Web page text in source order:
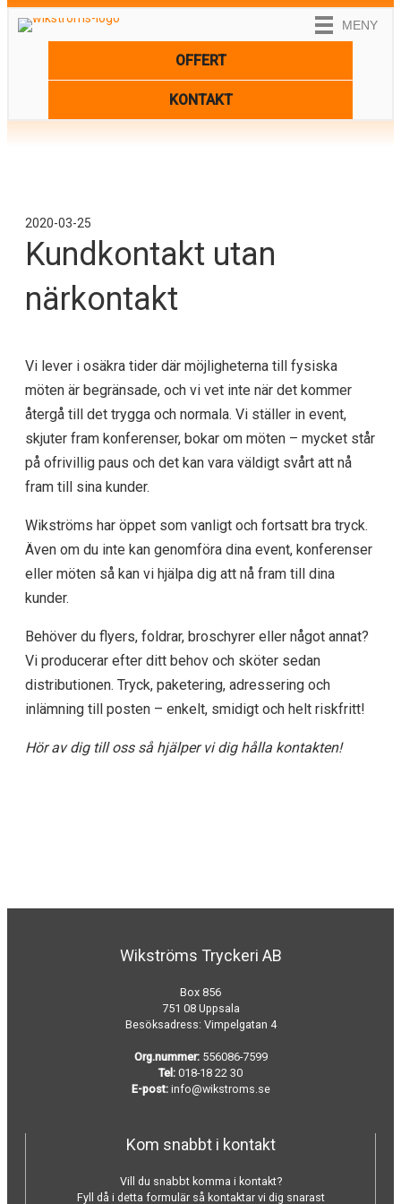
MENY
OFFERT
KONTAKT
2020-03-25
Kundkontakt utan
närkontakt
Vi lever i osäkra tider där möjligheterna till fysiska
möten är begränsade, och vi vet inte när det kommer
återgå till det trygga och normala. Vi ställer in event,
skjuter fram konferenser, bokar om möten – mycket står
på ofrivillig paus och det kan vara väldigt svårt att nå
fram till sina kunder.
Wikströms har öppet som vanligt och fortsatt bra tryck.
Även om du inte kan genomföra dina event, konferenser
eller möten så kan vi hjälpa dig att nå fram till dina
kunder.
Behöver du flyers, foldrar, broschyrer eller något annat?
Vi producerar efter ditt behov och sköter sedan
distributionen. Tryck, paketering, adressering och
inlämning till posten – enkelt, smidigt och helt riskfritt!
Hör av dig till oss så hjälper vi dig hålla kontakten!
Wikströms Tryckeri AB
Box 856
751 08 Uppsala
Besöksadress: Vimpelgatan 4
Org.nummer:556086-7599
Tel: 018-18 22 30
E-post: info@wikstroms.se
Kom snabbt i kontakt
Vill du snabbt komma i kontakt?
Fyll då i detta formulär så kontaktar vi dig snarast